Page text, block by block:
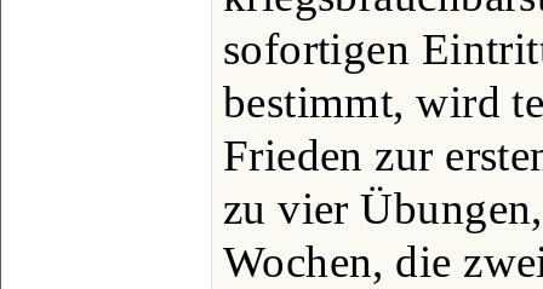
sofortigen
bestimmt, wird
Frieden zur
zu vier
Wochen, die